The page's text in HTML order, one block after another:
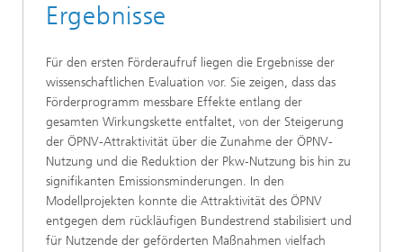
Ergebnisse
Für den ersten Förderaufruf liegen die Ergebnisse der
wissenschaftlichen Evaluation vor. Sie zeigen, dass das
Förderprogramm messbare Effekte entlang der
gesamten Wirkungskette entfaltet, von der Steigerung
der ÖPNV-Attraktivität über die Zunahme der ÖPNV-
Nutzung und die Reduktion der Pkw-Nutzung bis hin zu
signifikanten Emissionsminderungen. In den
Modellprojekten konnte die Attraktivität des ÖPNV
entgegen dem rückläufigen Bundestrend stabilisiert und
für Nutzende der geförderten Maßnahmen vielfach